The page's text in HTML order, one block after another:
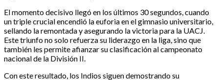
El momento decisivo llegó en los últimos 30 segundos, cuando
un triple crucial encendió la euforia en el gimnasio universitario,
sellando la remontada y asegurando la victoria para la UACJ.
Este triunfo no solo refuerza su liderazgo en la liga, sino que
también les permite afianzar su clasificación al campeonato
nacional de la División II.
Con este resultado, los Indios siguen demostrando su